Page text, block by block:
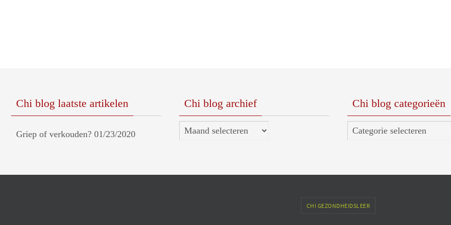
Chi blog laatste artikelen
Griep of verkouden? 01/23/2020
Chi blog archief
Chi
Chi blog categorieën
Chi
CHI GEZONDHEIDSLEER